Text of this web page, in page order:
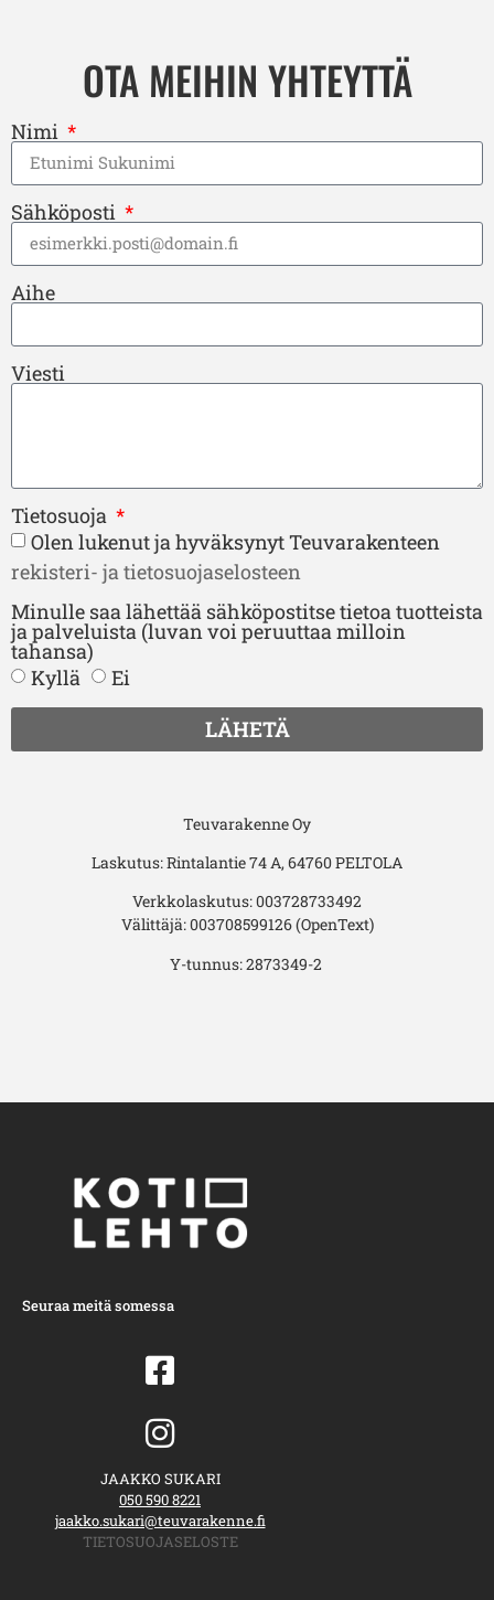
OTA MEIHIN YHTEYTTÄ
Nimi
Sähköposti
Aihe
Viesti
Tietosuoja
Olen lukenut ja hyväksynyt Teuvarakenteen
rekisteri- ja tietosuojaselosteen
Minulle saa lähettää sähköpostitse tietoa tuotteista
ja palveluista (luvan voi peruuttaa milloin
tahansa)
Kyllä
Ei
LÄHETÄ
Teuvarakenne Oy
Laskutus: Rintalantie 74 A, 64760 PELTOLA
Verkkolaskutus: 003728733492
Välittäjä: 003708599126 (OpenText)
Y-tunnus: 2873349-2
Seuraa meitä somessa
JAAKKO SUKARI
050 590 8221
jaakko.sukari@teuvarakenne.fi
TIETOSUOJASELOSTE